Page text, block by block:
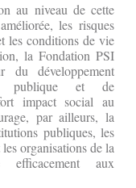
au niveau de cette
les risques
les conditions de vie
la Fondation PSI
du développement
publique et de
impact social au
par ailleurs, la
publiques, les
organisations de la
aux